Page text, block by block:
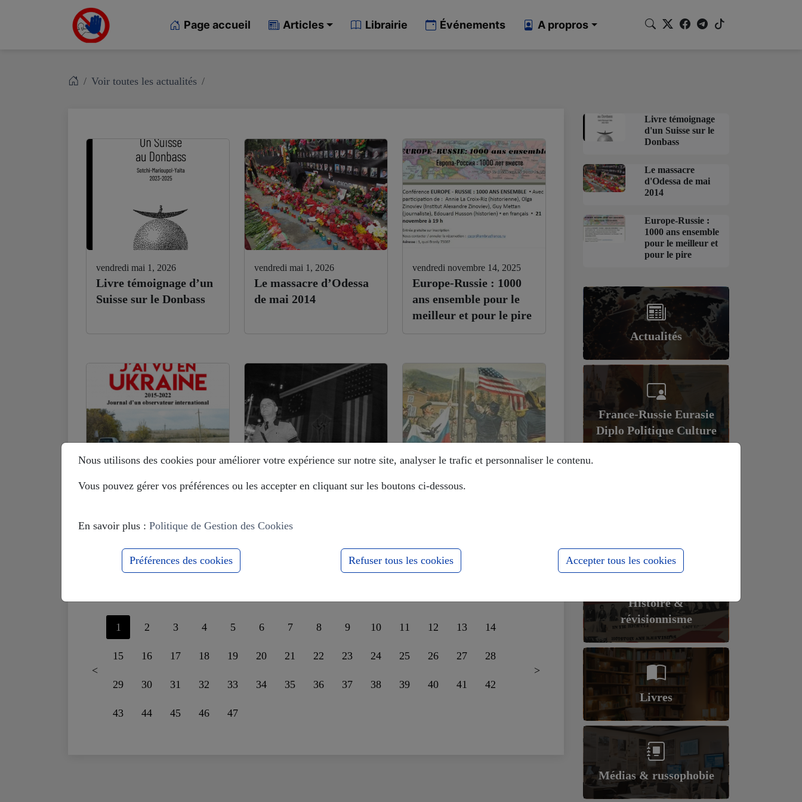
Page accueil Articles Librairie Événements A propros
Voir toutes les actualités
vendredi mai 1, 2026
Livre témoignage d’un
Suisse sur le Donbass
vendredi mai 1, 2026
Le massacre d’Odessa
de mai 2014
vendredi novembre 14, 2025
Europe-Russie : 1000
ans ensemble pour le
meilleur et pour le pire
lundi septembre 29, 2025
en Ukraine) : je ne
mensonge
mardi août 12, 2025
Européistes veulent
mardi août 12, 2025
<
1 2 3 4 5 6 7 8 9 10 11 12 13 14
15 16 17 18 19 20 21 22 23 24 25 26 27 28
29 30 31 32 33 34 35 36 37 38 39 40 41 42
43 44 45 46 47
>
Livre témoignage
d'un Suisse sur le
Donbass
Le massacre
d'Odessa de mai
2014
Europe-Russie :
1000 ans ensemble
pour le meilleur et
pour le pire
Actualités
France-Russie Eurasie
Diplo Politique Culture
Histoire &
révisionnisme
Livres
Médias & russophobie
Nous utilisons des cookies pour améliorer votre expérience sur notre site, analyser le trafic et personnaliser le contenu.
Vous pouvez gérer vos préférences ou les accepter en cliquant sur les boutons ci-dessous.
En savoir plus : Politique de Gestion des Cookies
Préférences des cookies Refuser tous les cookies Accepter tous les cookies